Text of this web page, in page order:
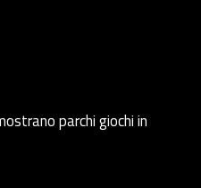
parchi giochi in